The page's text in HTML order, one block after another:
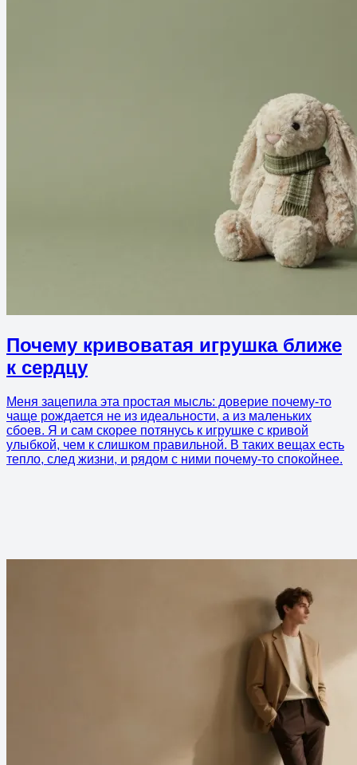
Почему кривоватая игрушка ближе
к сердцу
Меня зацепила эта простая мысль: доверие почему-то
чаще рождается не из идеальности, а из маленьких
сбоев. Я и сам скорее потянусь к игрушке с кривой
улыбкой, чем к слишком правильной. В таких вещах есть
тепло, след жизни, и рядом с ними почему-то спокойнее.